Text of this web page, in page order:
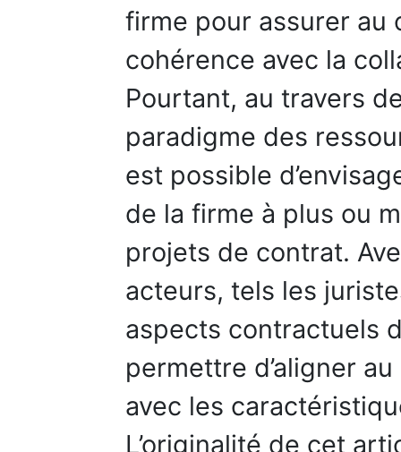
firme pour assurer au
cohérence avec la
Pourtant, au travers
paradigme des
est possible
de la firme à plus ou
projets de contrat.
acteurs, tels les
aspects contractuels
permettre d’aligner
avec les
L’originalité de cet